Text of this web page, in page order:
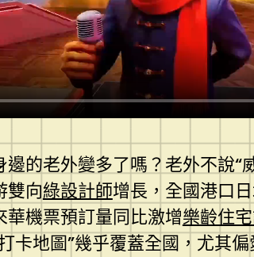
邊的老外變多了嗎？老外不說“
雙向綠設計師增長，全國港口
華機票預訂量同比激增樂齡住
卡地圖”幾乎覆蓋全國，尤其偏